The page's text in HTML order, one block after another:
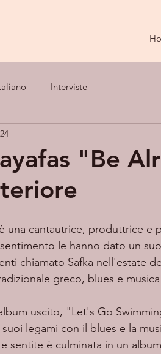
Interviste
"Be
una cantautrice, produttrice e
le hanno dato un
chiamato Safka nell'estate
greco, blues e
legami con il blues e la
sentite è culminata in un